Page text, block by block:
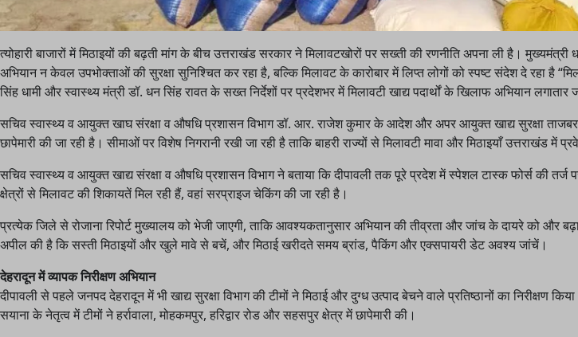
त्योहारी बाजारों में मिठाइयों की बढ़ती मांग के बीच उत्तराखंड सरकार ने मिलावटखोरों पर सख्ती की रणनीति अपना ली है।
अभियान न केवल उपभोक्ताओं की सुरक्षा सुनिश्चित कर रहा है, बल्कि मिलावट के कारोबार में लिप्त लोगों को स्पष्ट संदेश दे रहा है
सिंह धामी और स्वास्थ्य मंत्री डॉ. धन सिंह रावत के सख्त निर्देशों पर प्रदेशभर में मिलावटी खाद्य पदार्थों के खिलाफ अभियान लगातार
सचिव स्वास्थ्य व आयुक्त खाघ संरक्षा व औषधि प्रशासन विभाग डॉ. आर. राजेश कुमार के आदेश और अपर आयुक्त खाद्य सुरक्षा ताजबर
छापेमारी की जा रही है। सीमाओं पर विशेष निगरानी रखी जा रही है ताकि बाहरी राज्यों से मिलावटी मावा और मिठाइयाँ उत्तराखंड में
सचिव स्वास्थ्य व आयुक्त खाद्य संरक्षा व औषधि प्रशासन विभाग ने बताया कि दीपावली तक पूरे प्रदेश में स्पेशल टास्क फोर्स की तर्ज
क्षेत्रों से मिलावट की शिकायतें मिल रही हैं, वहां सरप्राइज चेकिंग की जा रही है।
प्रत्येक जिले से रोजाना रिपोर्ट मुख्यालय को भेजी जाएगी, ताकि आवश्यकतानुसार अभियान की तीव्रता और जांच के दायरे को और
अपील की है कि सस्ती मिठाइयों और खुले मावे से बचें, और मिठाई खरीदते समय ब्रांड, पैकिंग और एक्सपायरी डेट अवश्य जांचें।
देहरादून में व्यापक निरीक्षण अभियान
दीपावली से पहले जनपद देहरादून में भी खाद्य सुरक्षा विभाग की टीमों ने मिठाई और दुग्ध उत्पाद बेचने वाले प्रतिष्ठानों का निरीक्षण
सयाना के नेतृत्व में टीमों ने हर्रावाला, मोहकमपुर, हरिद्वार रोड और सहसपुर क्षेत्र में छापेमारी की।